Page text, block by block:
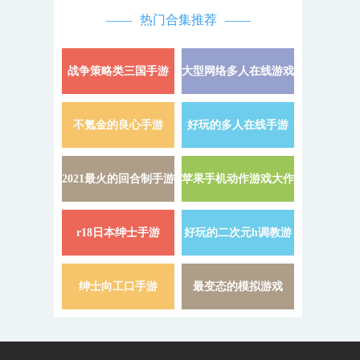
热门合集推荐
战争策略类三国手游 详情 »
大型网络多人在线游戏
不氪金的良心手游 详情 »
好玩的多人在线手游
2021最火的回合制手游 详情 »
苹果手机动作游戏大作
r18日本绅士手游 详情 »
好玩的二次元h调教游
戏
绅士向工口手游 详情 »
最变态的模拟游戏